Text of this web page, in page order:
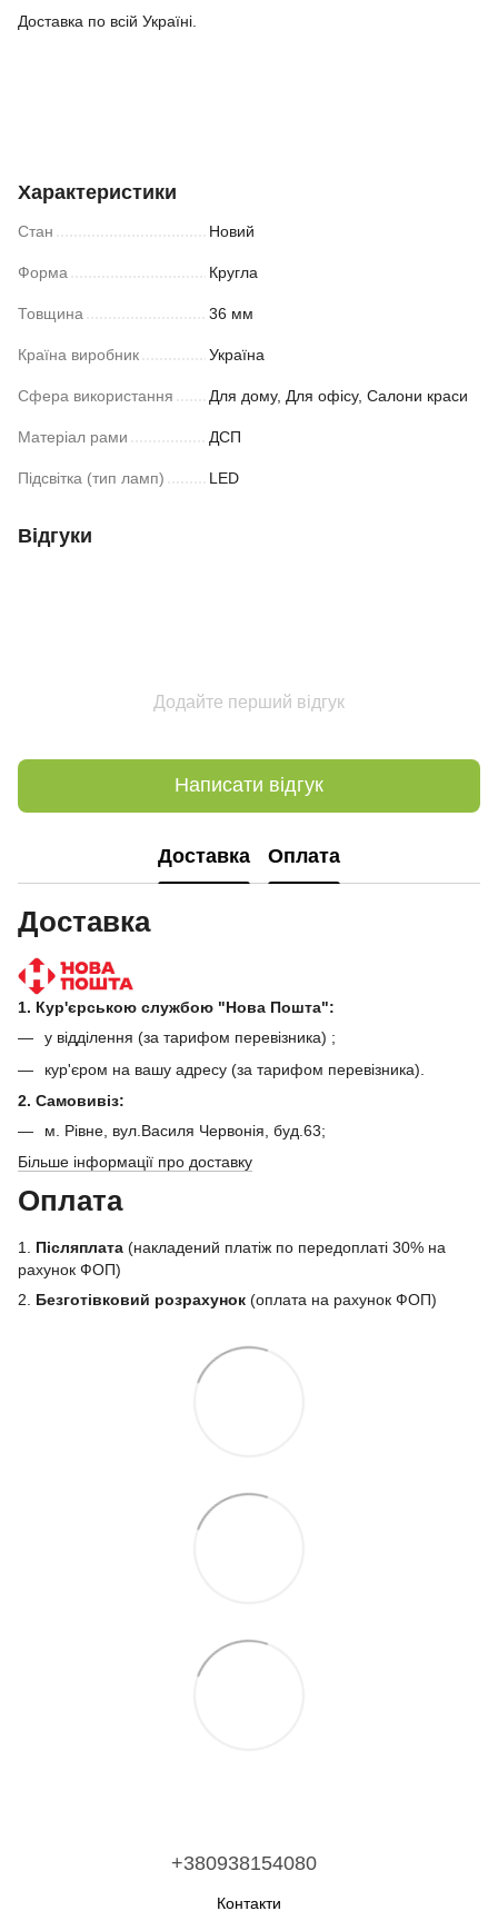
Доставка по всій Україні.
Характеристики
Стан Новий
Форма Кругла
Товщина 36 мм
Країна виробник Україна
Сфера використання Для дому, Для офісу, Салони краси
Матеріал рами ДСП
Підсвітка (тип ламп) LED
Відгуки
Додайте перший відгук
Написати відгук
Доставка Оплата
Доставка
1. Кур'єрською службою "Нова Пошта":
у відділення (за тарифом перевізника) ;
кур'єром на вашу адресу (за тарифом перевізника).
2. Самовивіз:
м. Рівне, вул.Василя Червонія, буд.63;
Більше інформації про доставку
Оплата
1. Післяплата (накладений платіж по передоплаті 30% на
рахунок ФОП)
2. Безготівковий розрахунок (оплата на рахунок ФОП)
+380938154080
Контакти